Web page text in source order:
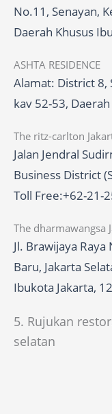
No.11, Senayan,
Daerah Khusus
ASHTA RESIDENCE
Alamat: District 8,
kav 52-53,
The ritz-carlton
Jalan Jendral
Business District
Toll Free:+62-21-
The dharmawangsa
Jl. Brawijaya
Baru, Jakarta
Ibukota Jakarta,
5. Rujukan
selatan